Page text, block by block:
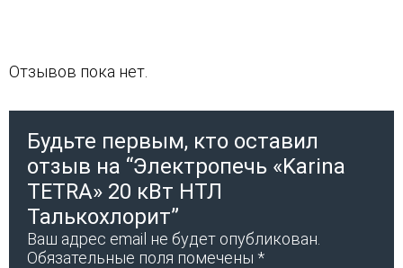
Отзывов пока нет.
Будьте первым, кто оставил
отзыв на “Электропечь «Karina
TETRA» 20 кВт НТЛ
Талькохлорит”
Ваш адрес email не будет опубликован.
Обязательные поля помечены *